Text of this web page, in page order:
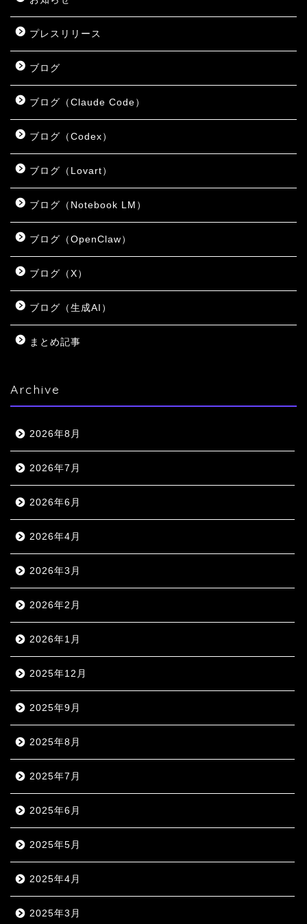
プレスリリース
ブログ
ブログ（Claude Code）
ブログ（Codex）
ブログ（Lovart）
ブログ（Notebook LM）
ブログ（OpenClaw）
ブログ（X）
ブログ（生成AI）
まとめ記事
Archive
2026年8月
2026年7月
2026年6月
2026年4月
2026年3月
2026年2月
2026年1月
2025年12月
2025年9月
2025年8月
2025年7月
2025年6月
2025年5月
2025年4月
2025年3月